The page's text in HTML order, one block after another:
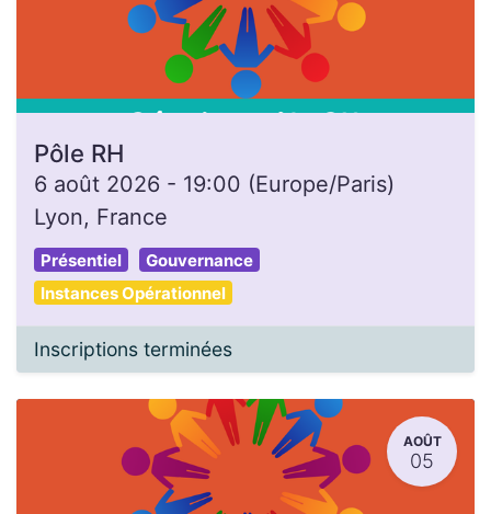
Pôle RH
6 août 2026 - 19:00 (Europe/Paris)
Lyon, France
Présentiel
Gouvernance
Instances Opérationnel
Inscriptions terminées
AOÛT
05